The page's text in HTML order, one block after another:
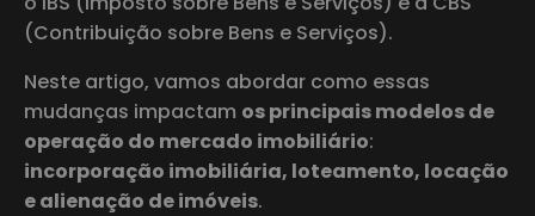
(Contribuição sobre Bens e Serviços).
Neste artigo, vamos abordar como essas
mudanças impactam os principais modelos de
operação do mercado imobiliário:
incorporação imobiliária, loteamento, locação
e alienação de imóveis.